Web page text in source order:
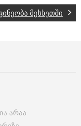
მესხეთში
არაა